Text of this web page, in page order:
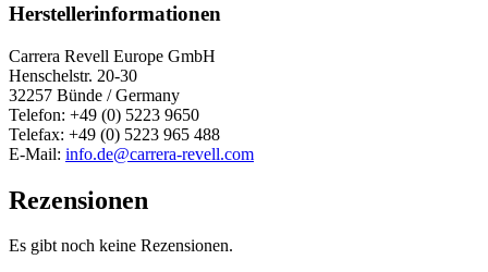
Herstellerinformationen
Carrera Revell Europe GmbH
Henschelstr. 20-30
32257 Bünde / Germany
Telefon: +49 (0) 5223 9650
Telefax: +49 (0) 5223 965 488
E-Mail: info.de@carrera-revell.com
Rezensionen
Es gibt noch keine Rezensionen.